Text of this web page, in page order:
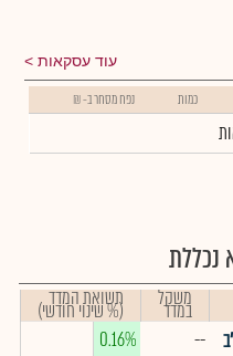
עוד עסקאות
כמות נפח מסחר ב- ₪
נכללת
משקל
במדד תשואת המדד
(% שינוי חודשי)
--
0.16%